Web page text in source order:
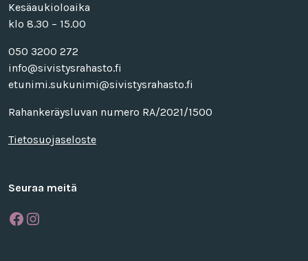
Kesäaukioloaika
klo 8.30 – 15.00
050 3200 272
info@sivistysrahasto.fi
etunimi.sukunimi@sivistysrahasto.fi
Rahankeräysluvan numero RA/2021/1500
Tietosuojaseloste
Seuraa meitä
Facebook
Instagram